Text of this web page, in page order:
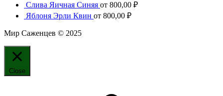
Слива Яичная Синяя от 800,00 ₽
Яблоня Эрли Квин от 800,00 ₽
Мир Саженцев © 2025
Close